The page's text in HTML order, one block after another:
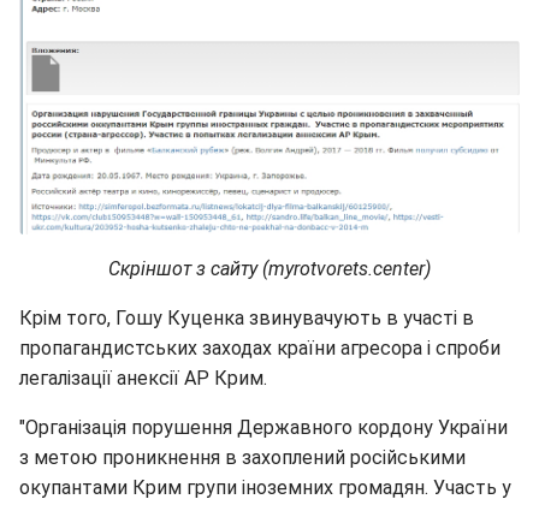
Скріншот з сайту (myrotvorets.center)
Крім того, Гошу Куценка звинувачують в участі в
пропагандистських заходах країни агресора і спроби
легалізації анексії АР Крим.
"Організація порушення Державного кордону України
з метою проникнення в захоплений російськими
окупантами Крим групи іноземних громадян. Участь у